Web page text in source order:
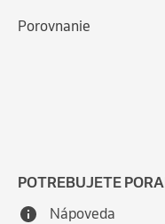
Porovnanie
POTREBUJETE
Nápoveda